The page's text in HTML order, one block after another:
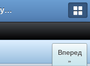
Форум для студента СГА
Вперед
»